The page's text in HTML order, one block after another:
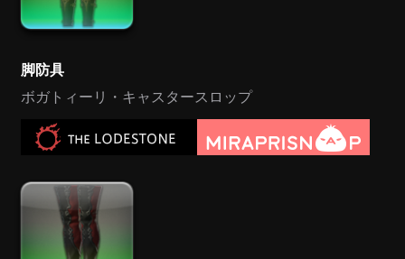
脚防具
ボガトィーリ・キャスタースロップ